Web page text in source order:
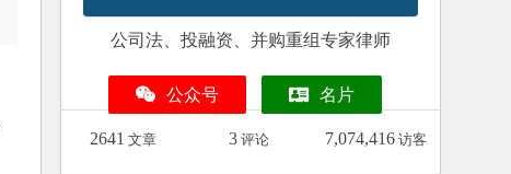
公司法、投融资、并购重组专家律师
公众号 名片
2641 文章 3 评论 7,074,416 访客